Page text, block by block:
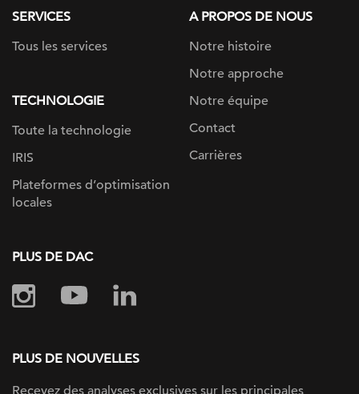
SERVICES
Tous les services
TECHNOLOGIE
Toute la technologie
IRIS
Plateformes d’optimisation
locales
A PROPOS DE NOUS
Notre histoire
Notre approche
Notre équipe
Contact
Carrières
PLUS DE DAC
PLUS DE NOUVELLES